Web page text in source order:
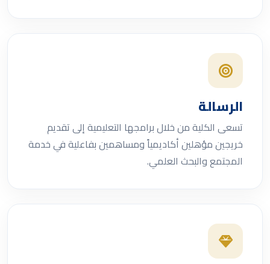
الرسالة
تسعى الكلية من خلال برامجها التعليمية إلى تقديم
خريجين مؤهلين أكاديمياً ومساهمين بفاعلية في خدمة
المجتمع والبحث العلمي.